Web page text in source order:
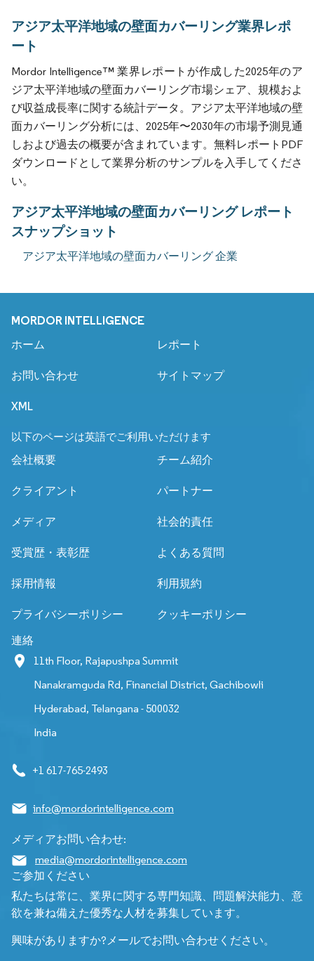
アジア太平洋地域の壁面カバーリング業界レポ
ート
Mordor Intelligence™ 業界レポートが作成した2025年のア
ジア太平洋地域の壁面カバーリング市場シェア、規模およ
び収益成長率に関する統計データ。アジア太平洋地域の壁
面カバーリング分析には、2025年〜2030年の市場予測見通
しおよび過去の概要が含まれています。無料レポートPDF
ダウンロードとして業界分析のサンプルを入手してくださ
い。
アジア太平洋地域の壁面カバーリング レポート
スナップショット
アジア太平洋地域の壁面カバーリング 企業
MORDOR INTELLIGENCE
ホーム レポート
お問い合わせ サイトマップ
XML
以下のページは英語でご利用いただけます
会社概要
チーム紹介
クライアント パートナー
メディア 社会的責任
受賞歴・表彰歴 よくある質問
採用情報 利用規約
プライバシーポリシー クッキーポリシー
連絡
11th Floor, Rajapushpa Summit
Nanakramguda Rd, Financial District, Gachibowli
Hyderabad, Telangana - 500032
India
+1 617-765-2493
info@mordorintelligence.com
メディアお問い合わせ:
media@mordorintelligence.com
ご参加ください
私たちは常に、業界に関する専門知識、問題解決能力、意
欲を兼ね備えた優秀な人材を募集しています。
興味がありますか?メールでお問い合わせください。